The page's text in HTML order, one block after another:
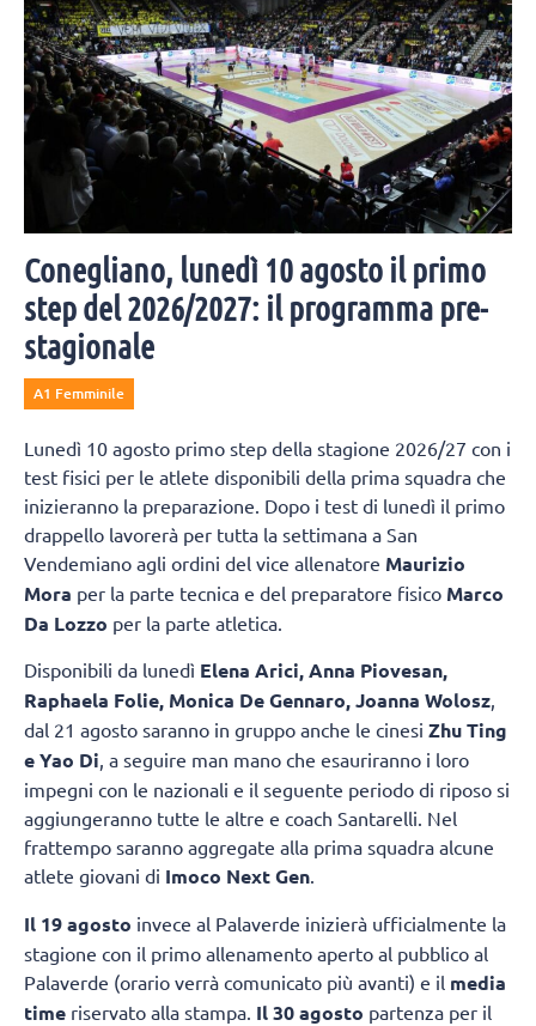
Conegliano, lunedì 10 agosto il primo
step del 2026/2027: il programma pre-
stagionale
A1 Femminile
Lunedì 10 agosto primo step della stagione 2026/27 con i
test fisici per le atlete disponibili della prima squadra che
inizieranno la preparazione. Dopo i test di lunedì il primo
drappello lavorerà per tutta la settimana a San
Vendemiano agli ordini del vice allenatore Maurizio
Mora per la parte tecnica e del preparatore fisico Marco
Da Lozzo per la parte atletica.
Disponibili da lunedì Elena Arici, Anna Piovesan,
Raphaela Folie, Monica De Gennaro, Joanna Wolosz,
dal 21 agosto saranno in gruppo anche le cinesi Zhu Ting
e Yao Di, a seguire man mano che esauriranno i loro
impegni con le nazionali e il seguente periodo di riposo si
aggiungeranno tutte le altre e coach Santarelli. Nel
frattempo saranno aggregate alla prima squadra alcune
atlete giovani di Imoco Next Gen.
Il 19 agosto invece al Palaverde inizierà ufficialmente la
stagione con il primo allenamento aperto al pubblico al
Palaverde (orario verrà comunicato più avanti) e il media
time riservato alla stampa. Il 30 agosto partenza per il